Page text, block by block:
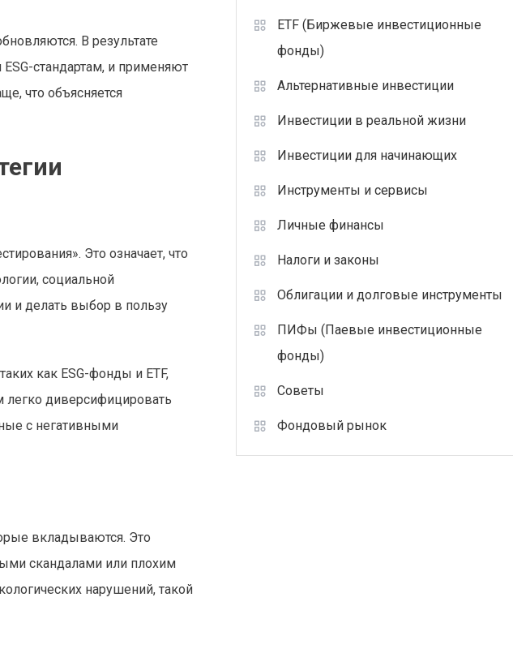
В результате
стандартам, и применяют
что объясняется
Это означает, что
социальной
и делать выбор в пользу
как ESG-фонды и ETF,
легко диверсифицировать
с негативными
вкладываются. Это
скандалами или плохим
нарушений, такой
ETF (Биржевые инвестиционные
фонды)
Альтернативные инвестиции
Инвестиции в реальной жизни
Инвестиции для начинающих
Инструменты и сервисы
Личные финансы
Налоги и законы
Облигации и долговые инструменты
ПИФы (Паевые инвестиционные
фонды)
Советы
Фондовый рынок